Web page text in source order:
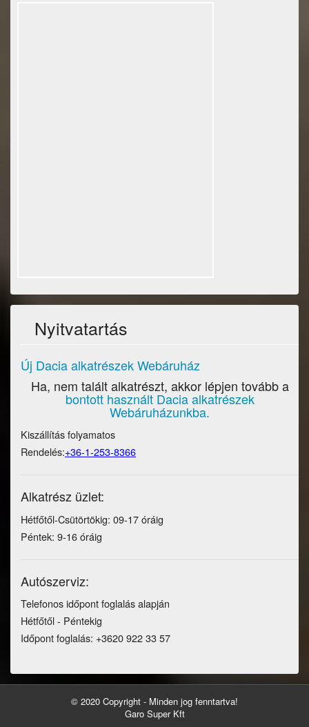
Nyitvatartás
Új Dacia alkatrészek Webáruház
Ha, nem talált alkatrészt, akkor lépjen tovább a
bontott használt Dacia alkatrészek
Webáruházunkba.
Kiszállítás folyamatos
Rendelés:+36-1-253-8366
Alkatrész üzlet:
Hétfőtől-Csütörtökig: 09-17 óráig
Péntek: 9-16 óráig
Autószerviz:
Telefonos időpont foglalás alapján
Hétfőtől - Péntekig
Időpont foglalás: +3620 922 33 57
© 2020 Copyright - Minden jog fenntartva!
Garo Super Kft